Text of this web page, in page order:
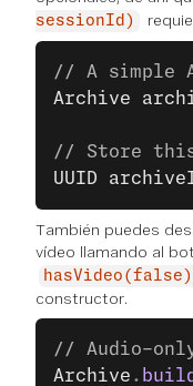
sessionId)
// A simple
Archive
// Store
UUID
También puedes
vídeo llamando al
hasVideo(false)
constructor.
// Audio-
Archive .